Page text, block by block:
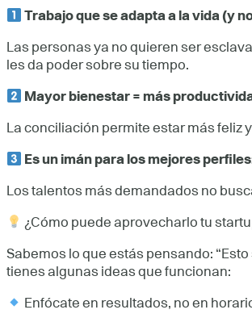
Trabajo que se adapta a la vida (y
Las personas ya no quieren ser
les da poder sobre su tiempo.
Mayor bienestar = más
La conciliación permite estar más
Es un imán para los mejores
Los talentos más demandados no
¿Cómo puede aprovecharlo tu
Sabemos lo que estás pensando: “Esto
tienes algunas ideas que funcionan:
Enfócate en resultados, no en